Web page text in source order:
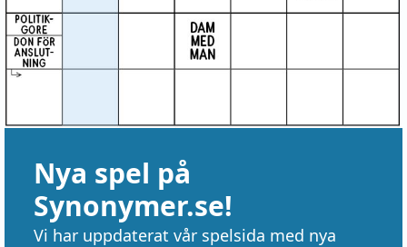
Nya spel på
Synonymer.se!
Vi har uppdaterat vår spelsida med nya